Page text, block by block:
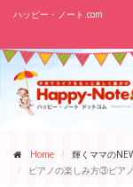
ハッピー・ノート.com
Home
輝くママの
ピアノの楽しみ方③ピア